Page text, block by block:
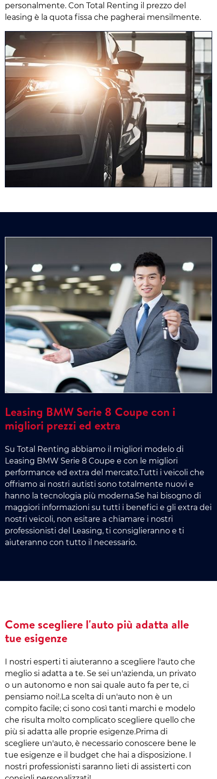
personalmente. Con Total Renting il prezzo del
leasing è la quota fissa che pagherai mensilmente.
Leasing BMW Serie 8 Coupe con i
migliori prezzi ed extra
Su Total Renting abbiamo il migliori modelo di
Leasing BMW Serie 8 Coupe e con le migliori
performance ed extra del mercato.Tutti i veicoli che
offriamo ai nostri autisti sono totalmente nuovi e
hanno la tecnologia più moderna.Se hai bisogno di
maggiori informazioni su tutti i benefici e gli extra dei
nostri veicoli, non esitare a chiamare i nostri
professionisti del Leasing, ti consiglieranno e ti
aiuteranno con tutto il necessario.
Come scegliere l'auto più adatta alle
tue esigenze
I nostri esperti ti aiuteranno a scegliere l'auto che
meglio si adatta a te. Se sei un'azienda, un privato
o un autonomo e non sai quale auto fa per te, ci
pensiamo noi!.La scelta di un'auto non è un
compito facile; ci sono così tanti marchi e modelo
che risulta molto complicato scegliere quello che
più si adatta alle proprie esigenze.Prima di
scegliere un'auto, è necessario conoscere bene le
tue esigenze e il budget che hai a disposizione. I
nostri professionisti saranno lieti di assisterti con